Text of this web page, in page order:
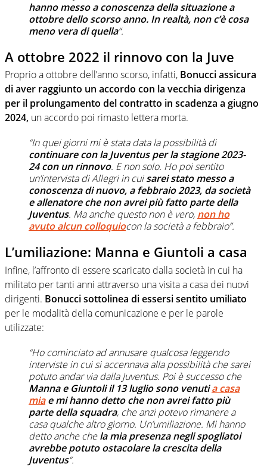
hanno messo a conoscenza della situazione a
ottobre dello scorso anno. In realtà, non c’è cosa
meno vera di quella“.
A ottobre 2022 il rinnovo con la Juve
Proprio a ottobre dell’anno scorso, infatti, Bonucci assicura
di aver raggiunto un accordo con la vecchia dirigenza
per il prolungamento del contratto in scadenza a giugno
2024, un accordo poi rimasto lettera morta.
“In quei giorni mi è stata data la possibilità di
continuare con la Juventus per la stagione 2023-
24 con un rinnovo. E non solo. Ho poi sentito
un’intervista di Allegri in cuisarei stato messo a
conoscenza di nuovo, a febbraio 2023, da società
e allenatore che non avrei più fatto parte della
Juventus. Ma anche questo non è vero, non ho
avuto alcun colloquiocon la società a febbraio”.
L’umiliazione: Manna e Giuntoli a casa
Infine, l’affronto di essere scaricato dalla società in cui ha
militato per tanti anni attraverso una visita a casa dei nuovi
dirigenti. Bonucci sottolinea di essersi sentito umiliato
per le modalità della comunicazione e per le parole
utilizzate:
“Ho cominciato ad annusare qualcosa leggendo
interviste in cui si accennava alla possibilità che sarei
potuto andar via dalla Juventus. Poi è successo che
Manna e Giuntoli il 13 luglio sono venutia casa
miae mi hanno detto che non avrei fatto più
parte della squadra, che anzi potevo rimanere a
casa qualche altro giorno. Un’umiliazione. Mi hanno
detto anche chela mia presenza negli spogliatoi
avrebbe potuto ostacolare la crescita della
Juventus“.